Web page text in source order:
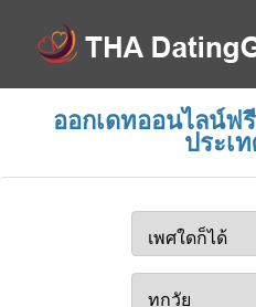
ออกเดทออนไลน์ฟ
ประเ